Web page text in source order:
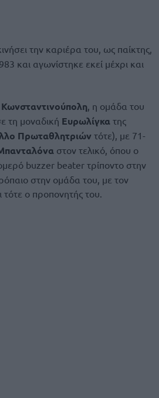
την καριέρα του, ως παίκτης,
και αγωνίστηκε εκεί μέχρι και
Κωνσταντινούπολη , η ομάδα του
τη μοναδική Ευρωλίγκα της
Πρωταθλητριώντότε), με 71-
στον τελικό, όπου ο
buzzer beater τρίποντο στην
στην ομάδα του, με τον
τότε ο προπονητής του.